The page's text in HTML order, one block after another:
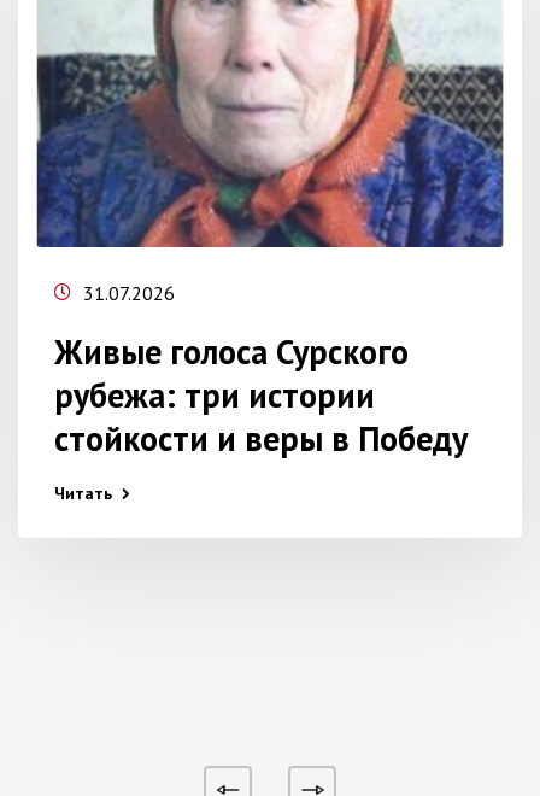
31.07.2026
Живые голоса Сурского
рубежа: три истории
стойкости и веры в Победу
Читать